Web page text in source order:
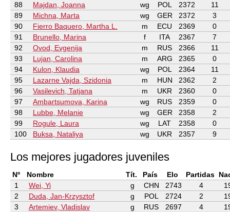
88
Majdan, Joanna wg POL 2372
11
89
Michna, Marta wg GER 2372
3
90
Fierro Baquero, Martha L. m ECU 2369
0
91
Brunello, Marina f ITA 2367
7
92
Ovod, Evgenija m RUS 2366
11
93
Lujan, Carolina m ARG 2365
0
94
Kulon, Klaudia wg POL 2364
11
95
Lazarne Vajda, Szidonia m HUN 2362
2
96
Vasilevich, Tatjana m UKR 2360
0
97
Ambartsumova, Karina wg RUS 2359
0
98
Lubbe, Melanie wg GER 2358
2
99
Rogule, Laura wg LAT 2358
0
100
Buksa, Nataliya wg UKR 2357 9
Los mejores jugadores juveniles
Nº Nombre Tít. País Elo Partidas
1
Wei, Yi g CHN 2743 4
2
Duda, Jan-Krzysztof g POL 2724 2
3
Artemiev, Vladislav g RUS 2697 4